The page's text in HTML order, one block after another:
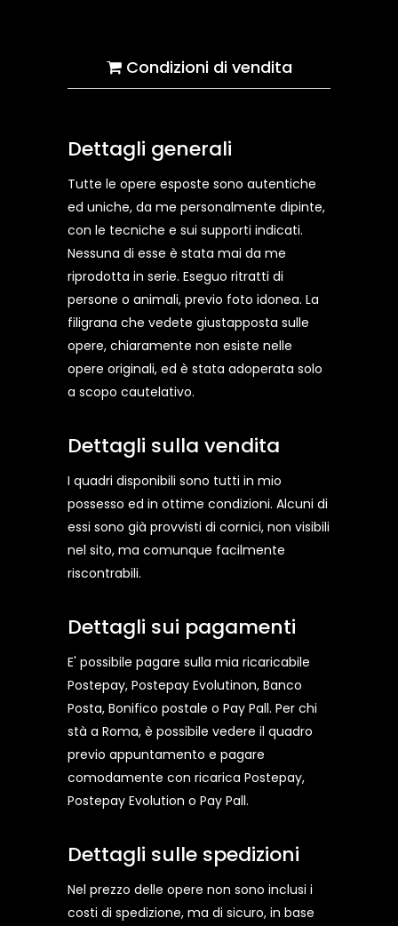
Condizioni di vendita
Dettagli generali
Tutte le opere esposte sono autentiche
ed uniche, da me personalmente dipinte,
con le tecniche e sui supporti indicati.
Nessuna di esse è stata mai da me
riprodotta in serie. Eseguo ritratti di
persone o animali, previo foto idonea. La
filigrana che vedete giustapposta sulle
opere, chiaramente non esiste nelle
opere originali, ed è stata adoperata solo
a scopo cautelativo.
Dettagli sulla vendita
I quadri disponibili sono tutti in mio
possesso ed in ottime condizioni. Alcuni di
essi sono già provvisti di cornici, non visibili
nel sito, ma comunque facilmente
riscontrabili.
Dettagli sui pagamenti
E' possibile pagare sulla mia ricaricabile
Postepay, Postepay Evolutinon, Banco
Posta, Bonifico postale o Pay Pall. Per chi
stà a Roma, è possibile vedere il quadro
previo appuntamento e pagare
comodamente con ricarica Postepay,
Postepay Evolution o Pay Pall.
Dettagli sulle spedizioni
Nel prezzo delle opere non sono inclusi i
costi di spedizione, ma di sicuro, in base